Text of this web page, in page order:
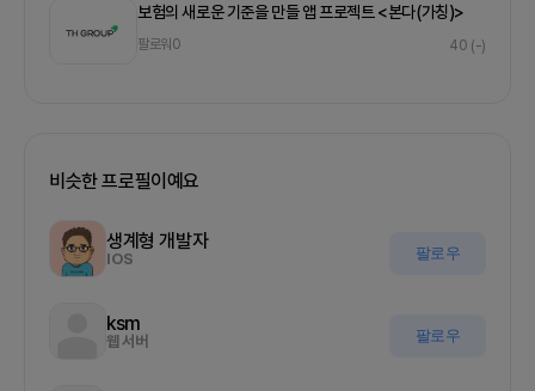
보험의 새로운 기준을 만들 앱 프로젝트 <본다(가칭)>
팔로워 0 40 (-)
비슷한 프로필이예요
생계형 개발자
IOS 팔로우
ksm
웹 서버 팔로우